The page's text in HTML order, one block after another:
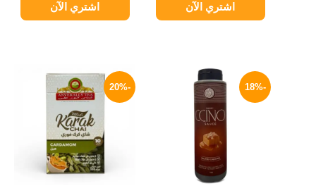
اشتري الآن اشتري الآن
-18%
السعر
الأصلي
هو:
400 EGP.
الحالي
هو:
-20%
من
خلال
هناك
العديد
من
المختلفة
المنتج.